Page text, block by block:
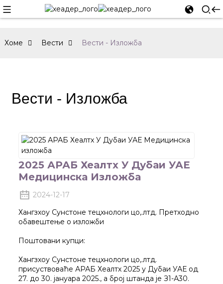
Хоме Вести Вести - Изложба
Вести - Изложба
2025 АРАБ Хеалтх У Дубаи УАЕ
Медицинска Изложба
2024-12-17
Хангзхоу Сунстоне тецхнологи цо,.лтд. Претходно
обавештење о изложби
Поштовани купци:
Хангзхоу Сунстоне тецхнологи цо,.лтд.
присуствоваће АРАБ Хеалтх 2025 у Дубаи УАЕ од
27. до 30. јануара 2025., а број штанда је З1-А30.